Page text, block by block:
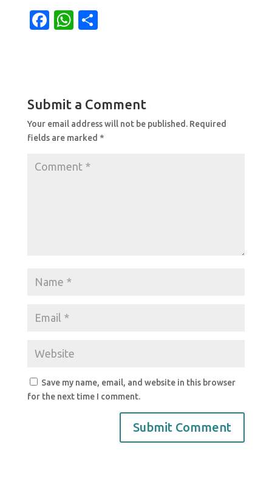
F
b
o
o
W
A
p
p
Submit a Comment
Your email address will not be published. Required
fields are marked *
Save my name, email, and website in this browser
for the next time I comment.